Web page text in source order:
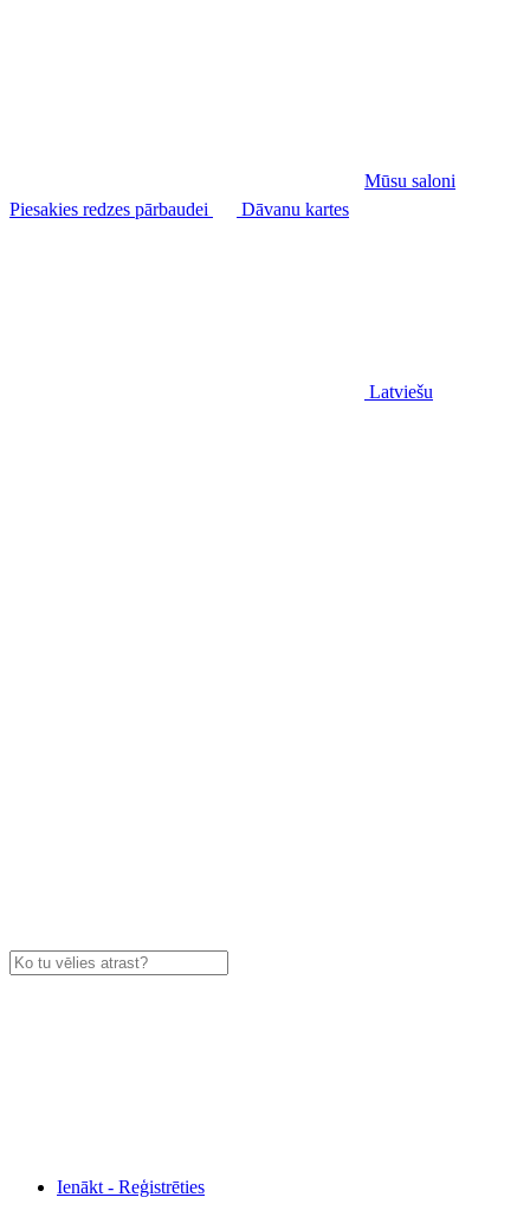
Mūsu saloni
Piesakies redzes pārbaudei
Dāvanu kartes
Latviešu
Ienākt - Reģistrēties